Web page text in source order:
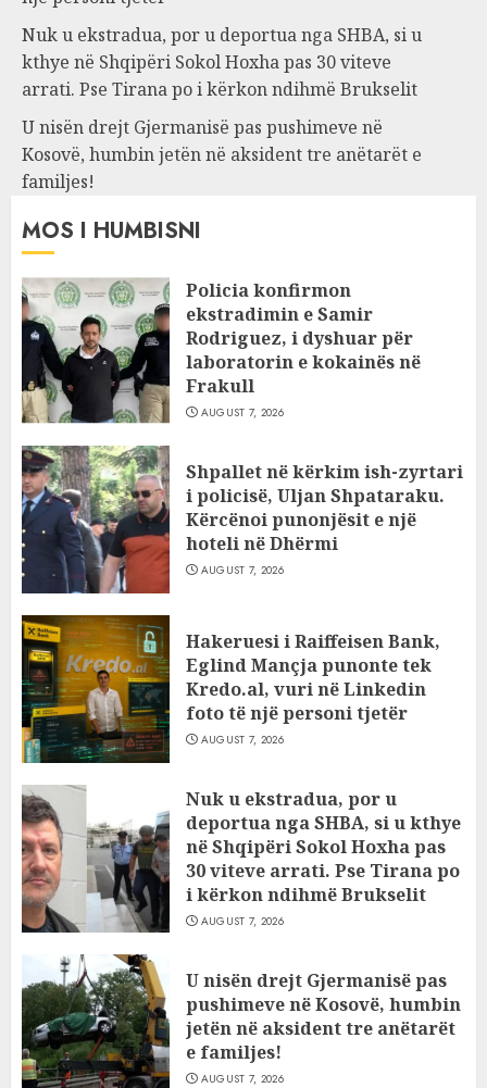
Nuk u ekstradua, por u deportua nga SHBA, si u
kthye në Shqipëri Sokol Hoxha pas 30 viteve
arrati. Pse Tirana po i kërkon ndihmë Brukselit
U nisën drejt Gjermanisë pas pushimeve në
Kosovë, humbin jetën në aksident tre anëtarët e
familjes!
MOS I HUMBISNI
Policia konfirmon
ekstradimin e Samir
Rodriguez, i dyshuar për
laboratorin e kokainës në
Frakull
AUGUST 7, 2026
Shpallet në kërkim ish-zyrtari
i policisë, Uljan Shpataraku.
Kërcënoi punonjësit e një
hoteli në Dhërmi
AUGUST 7, 2026
Hakeruesi i Raiffeisen Bank,
Eglind Mançja punonte tek
Kredo.al, vuri në Linkedin
foto të një personi tjetër
AUGUST 7, 2026
Nuk u ekstradua, por u
deportua nga SHBA, si u kthye
në Shqipëri Sokol Hoxha pas
30 viteve arrati. Pse Tirana po
i kërkon ndihmë Brukselit
AUGUST 7, 2026
U nisën drejt Gjermanisë pas
pushimeve në Kosovë, humbin
jetën në aksident tre anëtarët
e familjes!
AUGUST 7, 2026